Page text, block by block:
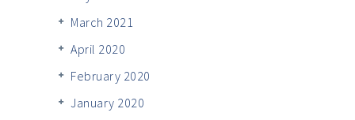
March 2021
April 2020
February 2020
January 2020